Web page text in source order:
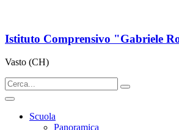
Istituto Comprensivo "Gabriele
Vasto (CH)
Scuola
Panoramica